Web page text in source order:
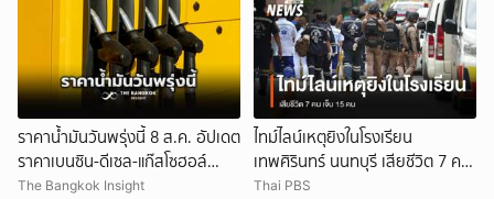
ราคาน้ำมันวันพรุ่งนี้ 8 ส.ค. อัปเดต
ราคาเบนซิน-ดีเซล-แก๊สโซฮอล์
ล่าสุดที่นี่
The Bangkok Insight
ไทม์ไลน์เหตุยิงในโรงเรียน
เทพศิรินทร์ นนทบุรี เสียชีวิต 7 คน
เจ็บ 15 คน
Thai PBS
ยกเลิก